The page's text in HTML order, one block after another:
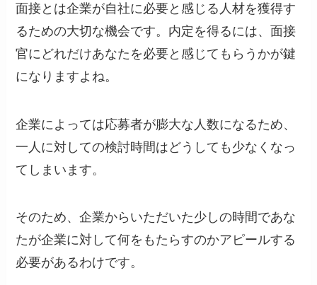
面接とは企業が自社に必要と感じる人材を獲得す
るための大切な機会です。内定を得るには、面接
官にどれだけあなたを必要と感じてもらうかが鍵
になりますよね。
企業によっては応募者が膨大な人数になるため、
一人に対しての検討時間はどうしても少なくなっ
てしまいます。
そのため、企業からいただいた少しの時間であな
たが企業に対して何をもたらすのかアピールする
必要があるわけです。